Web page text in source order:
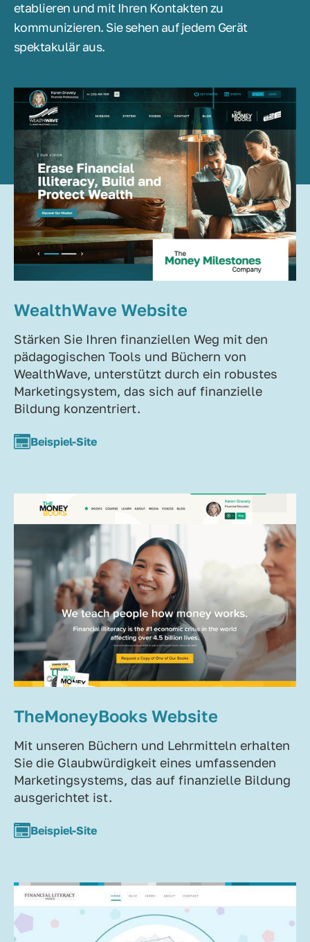
etablieren und mit Ihren Kontakten zu
kommunizieren. Sie sehen auf jedem Gerät
spektakulär aus.
WealthWave Website
Stärken Sie Ihren finanziellen Weg mit den
pädagogischen Tools und Büchern von
WealthWave, unterstützt durch ein robustes
Marketingsystem, das sich auf finanzielle
Bildung konzentriert.
Beispiel-Site
TheMoneyBooks Website
Mit unseren Büchern und Lehrmitteln erhalten
Sie die Glaubwürdigkeit eines umfassenden
Marketingsystems, das auf finanzielle Bildung
ausgerichtet ist.
Beispiel-Site